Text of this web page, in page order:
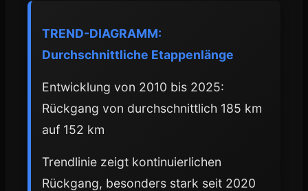
TREND-DIAGRAMM:
Durchschnittliche Etappenlänge
Entwicklung von 2010 bis 2025:
Rückgang von durchschnittlich 185 km
auf 152 km
Trendlinie zeigt kontinuierlichen
Rückgang, besonders stark seit 2020